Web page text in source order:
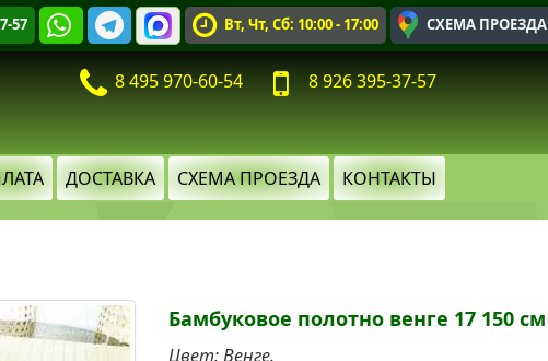
57 Вт, Чт, Сб: 10:00 - 17:00 СХЕМА ПРОЕЗДА
8 495 970-60-54 8 926 395-37-57
ДОСТАВКА СХЕМА ПРОЕЗДА КОНТАКТЫ
Бамбуковое полотно венге 17 150 см
Цвет:Венге.